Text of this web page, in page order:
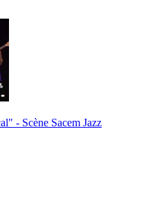
- Scène Sacem Jazz